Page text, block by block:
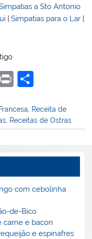
a Sto Antonio
|Simpatias para o Lar |
Pr
t
ar
e
, Receita de
Receitas de Ostras
com cebolinha
de-Bico
carne e bacon
e espinafres